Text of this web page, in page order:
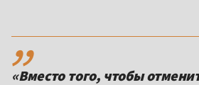
,,
«Вместо того, чтобы